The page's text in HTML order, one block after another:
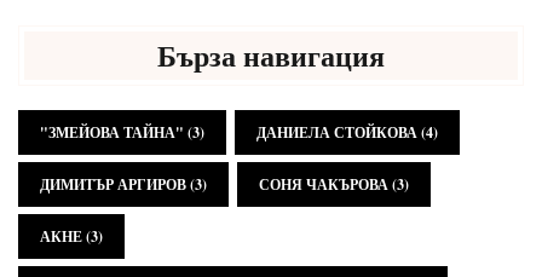
Бърза навигация
"ЗМЕЙОВА ТАЙНА" (3) ДАНИЕЛА СТОЙКОВА(4)
ДИМИТЪР АРГИРОВ(3) СОНЯ ЧАКЪРОВА(3)
АКНЕ(3)